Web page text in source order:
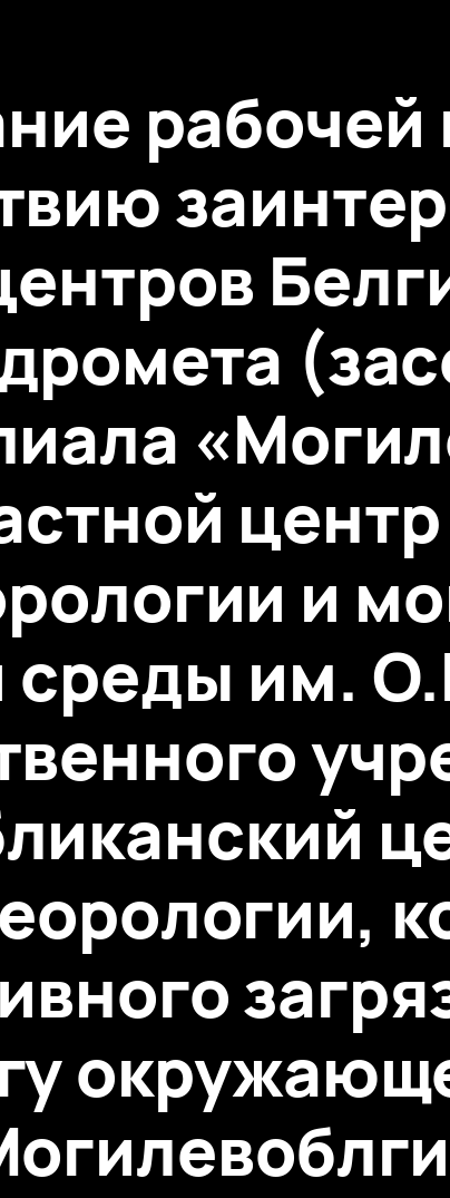
и
им.